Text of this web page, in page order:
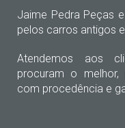
Jaime Pedra Peças
pelos carros antigos
Atendemos aos
procuram o melhor,
com procedência e